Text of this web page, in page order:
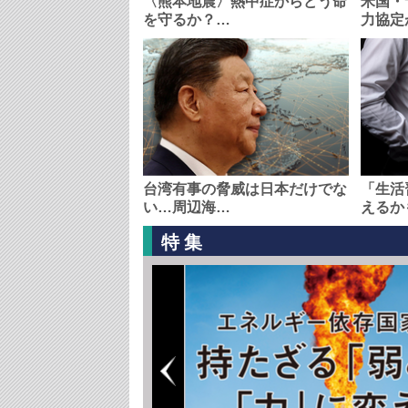
を守るか？…
力協
台湾有事の脅威は日本だけでな
い…周辺海…
「生
える
特集